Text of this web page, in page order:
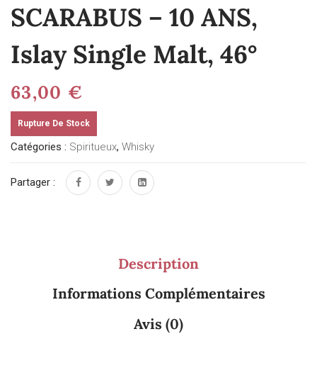
SCARABUS – 10 ANS,
Islay Single Malt, 46°
63,00 €
Rupture De Stock
Catégories : Spiritueux, Whisky
Partager :
Description
Informations Complémentaires
Avis (0)